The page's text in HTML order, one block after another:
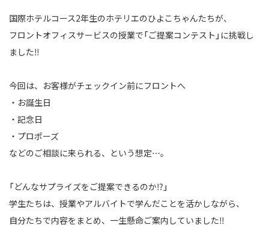
国際ホテルコース2年生のホテリエのひよこちゃんたちが、
フロントオフィスサービスの授業で「ご提案コンテスト」 に挑戦し
ました‼️
今回は、お客様がチェックイン前にフロントへ
・お誕生日
・記念日
・プロポーズ
などのご相談に来られる、という想定…。
「どんなサプライズをご提案できるのか⁉️」
学生たちは、授業やアルバイトで学んだことを活かしながら、
自分たちで内容をまとめ、一生懸命ご案内していました‼️